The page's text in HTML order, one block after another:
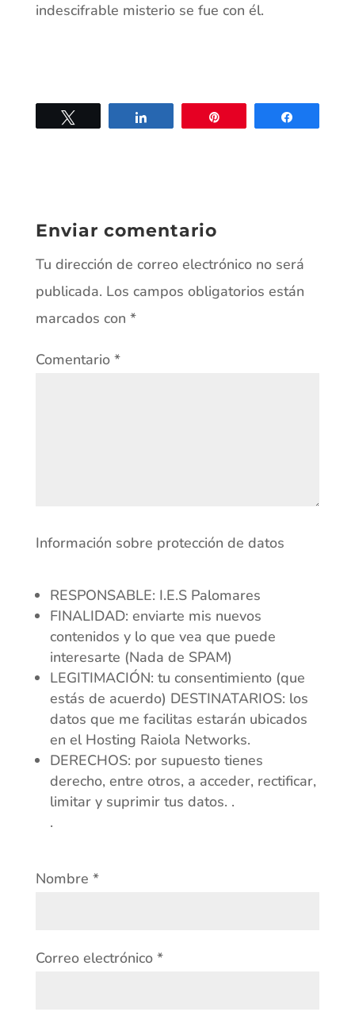
indescifrable misterio se fue con él.
Enviar comentario
Tu dirección de correo electrónico no será
publicada. Los campos obligatorios están
marcados con *
Comentario *
Información sobre protección de datos
RESPONSABLE: I.E.S Palomares
FINALIDAD: enviarte mis nuevos
contenidos y lo que vea que puede
interesarte (Nada de SPAM)
LEGITIMACIÓN: tu consentimiento (que
estás de acuerdo) DESTINATARIOS: los
datos que me facilitas estarán ubicados
en el Hosting Raiola Networks.
DERECHOS: por supuesto tienes
derecho, entre otros, a acceder, rectificar,
limitar y suprimir tus datos. .
.
Nombre *
Correo electrónico *